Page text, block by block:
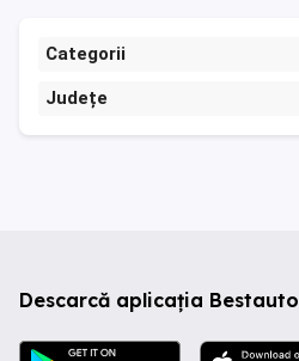
Categorii
Județe
Descarcă aplicația Bestauto